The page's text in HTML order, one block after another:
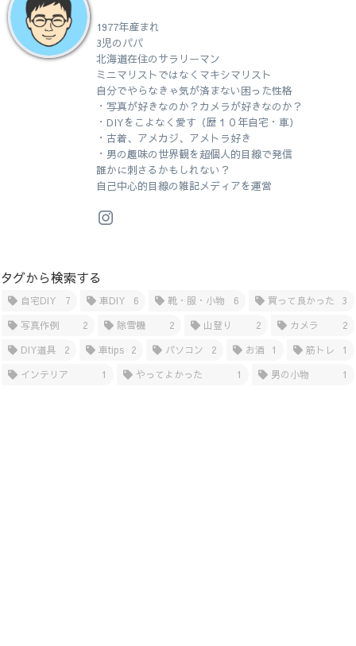
1977年産まれ
3児のパパ
北海道在住のサラリーマン
ミニマリストではなくマキシマリスト
自分でやらなきゃ気が済まない困った性格
・写真が好きなのか？カメラが好きなのか？
・DIYをこよなく愛す（歴１０年自宅・車）
・古着、アメカジ、アメトラ好き
・男の趣味の世界観を超個人的目線で発信
誰かに刺さるかもしれない？
自己中心的目線の雑記メディアを運営
タグから検索する
自宅DIY 7 車DIY 6 靴・服・小物 6 買って良かった
3
写真作例
2 除雪機 2 山登り 2 カメラ
2
DIY道具
2 車tips 2 パソコン 2 お酒 1 筋トレ
1
インテリア
1 やってよかった 1 男の小物 1